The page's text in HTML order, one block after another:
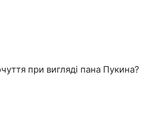
при вигляді пана Пукина?